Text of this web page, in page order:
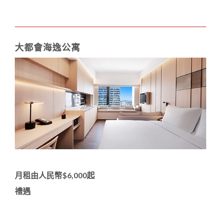
大都會海逸公寓
月租由人民幣$6,000起
禮遇